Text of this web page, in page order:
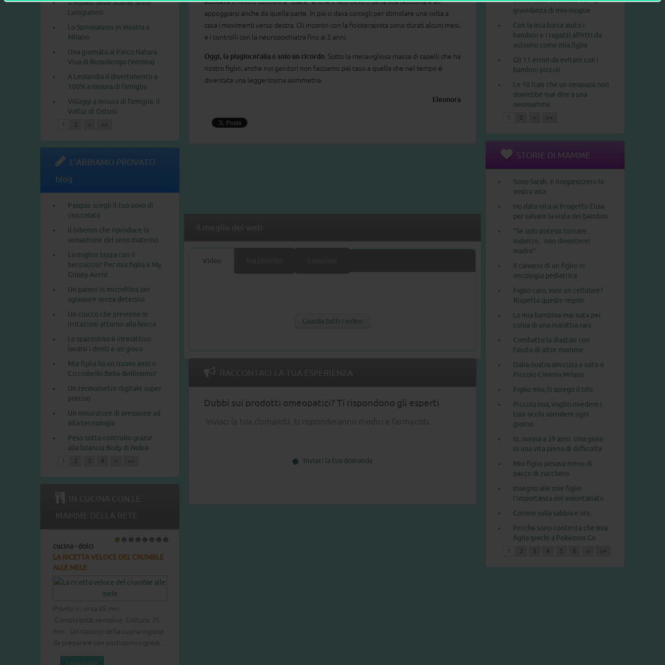
appoggiarsi anche da quella parte. In più ci dava consigli per stimolare una volta a
casa i movimenti verso destra. Gli incontri con la fisioterapista sono durati alcuni mesi,
e i controlli con la neuropsichiatra fino ai 2 anni.
Oggi, la plagiocefalia è solo un ricordo . Sotto la meravigliosa massa di capelli che ha
nostro figlio, anche noi genitori non facciamo più caso a quella che nel tempo è
diventata una leggerissima asimmetria.
Eleonora
il meglio del web
Video
Guarda tutti i video
RACCONTACI LA TUA ESPERIENZA
Dubbi sui prodotti omeopatici? Ti rispondono gli esperti
Inviaci la tua domanda, ti risponderanno medici e farmacisti.
Inviaci la tua domanda
Il Museo delle Statue Stele
Lunigianesi
Lo Spinosaurus in mostra a
Milano
Una giornata al Parco Natura
Viva di Bussolengo (Verona)
A Leolandia il divertimento è
100% a misura di famiglia
Villaggi a misura di famiglia: il
Valtur di Ostuni
1 2 > >>
L'ABBIAMO PROVATO
blog
Pasqua: scegli il tuo uovo di
cioccolato
Il biberon che riproduce la
sensazione del seno materno
La miglior tazza con il
beccuccio? Per mia figlia è My
Grippy Avent
Un panno in microfibra per
sgrassare senza detersivi
Un ciucco che previene le
irritazioni attorno alla bocca
Lo spazzolino è interattivo:
lavarsi i denti è un gioco
Mia figlia ha un nuovo amico:
Cicciobello Bebè Bellissimo!
Un termometro digitale super
preciso
Un misuratore di pressione ad
alta tecnologia
Peso sotto controllo grazie
alla bilancia Body di Nokia
1 2 3 4 > >>
MAMME DELLA RETE
cucina - dolci
LA RICETTA VELOCE DEL CRUMBLE
ALLE MELE
Pronto in: circa 45 min.
Complessità: semplice Cottura: 35
min. Un classico della cucina inglese
da preparare con pochissimi ingredi...
Leggi tutto
LA RICETTA DEL COTTON CAKE
Pronto in: circa 60 min.
ogni occasione.
gravidanza di mia moglie
Con la mia barca aiuto i
bambini e i ragazzi affetti da
autismo come mia figlia
Gli 11 errori da evitare con i
bambini piccoli
Le 10 frasi che un neopapà non
dovrebbe mai dire a una
neomamma
1 2 > >>
STORIE DI MAMME
Sono Sarah, e riorganizzerò la
vostra vita
Ho dato vita al Progetto Elisa
per salvare la vista dei bambini
“Se solo potessi tornare
indietro... non diventerei
madre”
Il calvario di un figlio in
oncologia pediatrica
Figlio caro, vuoi un cellulare?
Rispetta queste regole
La mia bambina mai nata per
colpa di una malattia rara
Combatto la diastasi con
l’aiuto di altre mamme
Dalla nostra amicizia è nato il
Piccolo Cinema Milano
Figlio mio, ti spiego il tifo
Piccola mia, voglio rivedere i
tuoi occhi sorridere ogni
giorno
Io, nonna a 39 anni. Una gioia
in una vita piena di difficoltà
Mio figlio pesava meno di
pacco di zucchero
Insegno alle mie figlie
l’importanza del volontariato
Correvi sulla sabbia e ora…
Perché sono contenta che mia
figlia giochi a Pokémon Go
1 2 3 4 5 6 > >>